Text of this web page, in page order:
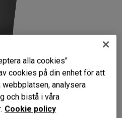
alla cookies"
cookies på din enhet för att
analysera
och bistå i våra
Cookie policy